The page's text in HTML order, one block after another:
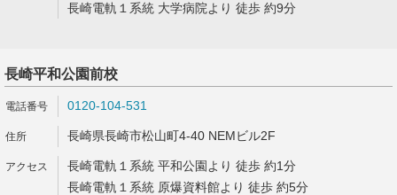
長崎電軌１系統 大学病院より 徒歩 約9分
長崎平和公園前校
0120-104-531
長崎県長崎市松山町4-40 NEMビル2F
長崎電軌１系統 平和公園より 徒歩 約1分
長崎電軌１系統 原爆資料館より 徒歩 約5分